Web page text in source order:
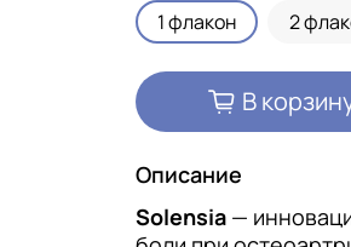
1 флакон 2
В
Описание
Solensia —